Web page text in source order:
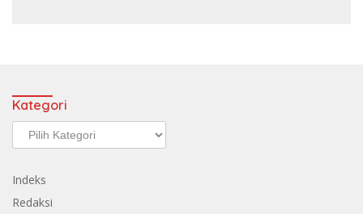
Kategori
Kategori
Indeks
Redaksi